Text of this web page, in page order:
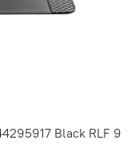
Black RLF 9